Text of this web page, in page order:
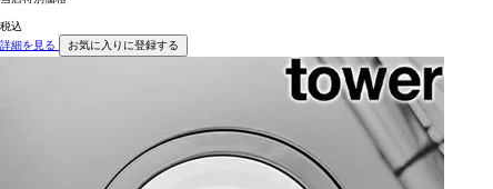
税込
詳細を見る
お気に入りに登録する